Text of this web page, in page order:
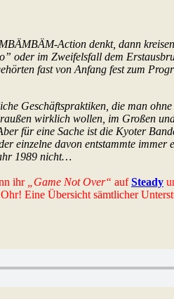
Action denkt, dann
oder im Zweifelsfall dem
fast von Anfang fest zum
Geschäftspraktiken, die man
wirklich wollen, im Großen
für eine Sache ist die Kyoter
einzelne davon entstammte
1989 nicht…
ihr „Game Not Over“ aufSteady
Eine Übersicht sämtlicher